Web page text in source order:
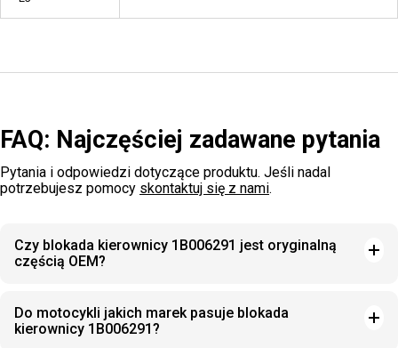
FAQ: Najczęściej zadawane pytania
Pytania i odpowiedzi dotyczące produktu. Jeśli nadal
potrzebujesz pomocy skontaktuj się z nami.
Czy blokada kierownicy 1B006291 jest oryginalną
częścią OEM?
Do motocykli jakich marek pasuje blokada
kierownicy 1B006291?